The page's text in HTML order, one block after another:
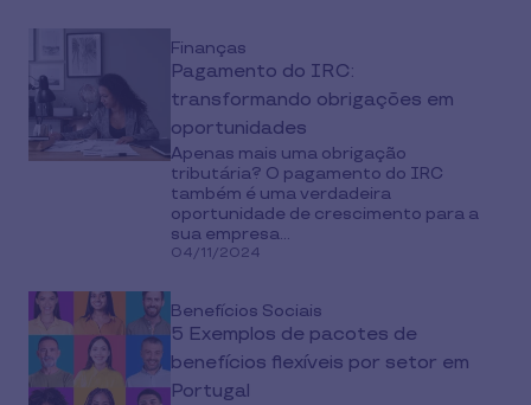
Finanças
Pagamento do IRC:
transformando obrigações em
oportunidades
Apenas mais uma obrigação
tributária? O pagamento do IRC
também é uma verdadeira
oportunidade de crescimento para a
sua empresa...
04/11/2024
Benefícios Sociais
5 Exemplos de pacotes de
benefícios flexíveis por setor em
Portugal